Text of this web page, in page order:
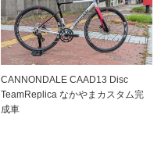
CANNONDALE CAAD13 Disc
TeamReplica なかやまカスタム完
成車